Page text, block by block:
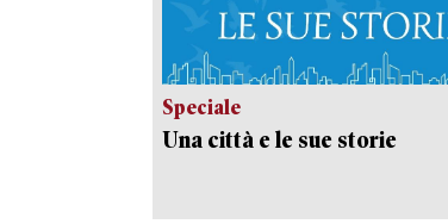
Speciale
Una città e le sue storie